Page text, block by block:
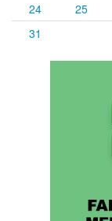
24
25
31